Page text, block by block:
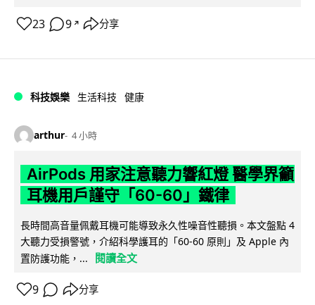
23 9 ↗ 分享
科技娛樂 生活科技 健康
arthur 4 小時
AirPods 用家注意聽力響紅燈 醫學界籲
耳機用戶謹守「60-60」鐵律
長時間高音量佩戴耳機可能導致永久性噪音性聽損。本文盤點 4
大聽力受損警號，介紹科學護耳的「60-60 原則」及 Apple 內
置防護功能，...
閱讀全文
9 分享